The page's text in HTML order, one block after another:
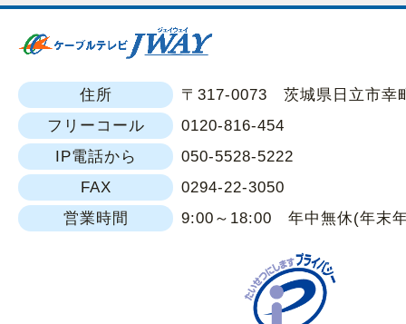
住所
〒317-0073 茨城県日立市幸
フリーコール
0120-816-454
IP電話から
050-5528-5222
FAX
0294-22-3050
営業時間
9:00～18:00 年中無休(年末